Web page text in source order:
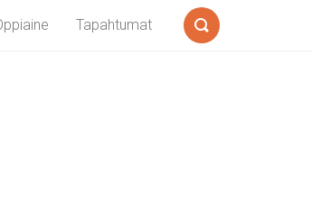
Tapahtumat